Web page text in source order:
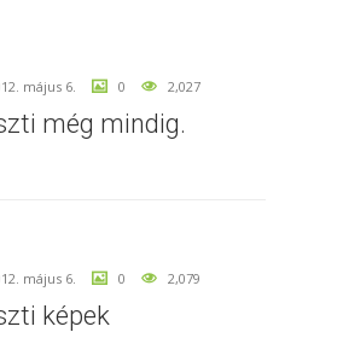
május 6. 0 2,027
még mindig.
május 6. 0 2,079
képek